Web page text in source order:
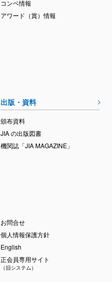
コンペ情報
アワード（賞）情報
出版・資料
頒布資料
JIA の出版図書
機関誌「JIA MAGAZINE」
お問合せ
個人情報保護方針
English
正会員専用サイト
（旧システム）